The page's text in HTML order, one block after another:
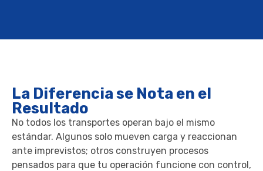
La Diferencia se Nota en el
Resultado
No todos los transportes operan bajo el mismo
estándar. Algunos solo mueven carga y reaccionan
ante imprevistos; otros construyen procesos
pensados para que tu operación funcione con control,